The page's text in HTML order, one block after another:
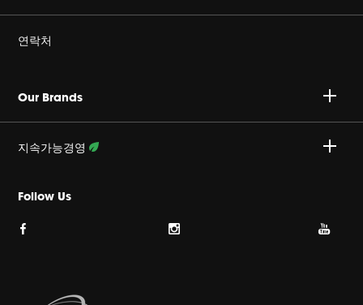
Harman Corporate
쿠키 정책
이용약관
사이트맵
연락처
A/S 문의 : 02-553-3494
업무시간
월~금, 오전 9시 ~ 오후 6시
Our Brands
지속가능경영
활동 상세보기
Follow Us